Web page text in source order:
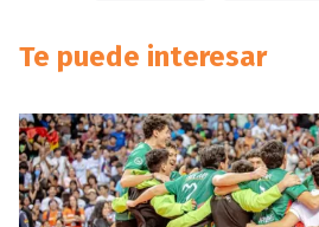
Te puede interesar